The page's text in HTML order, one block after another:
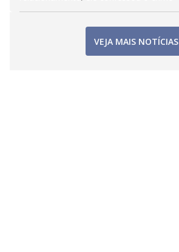
VEJA MAIS NOTÍCIAS